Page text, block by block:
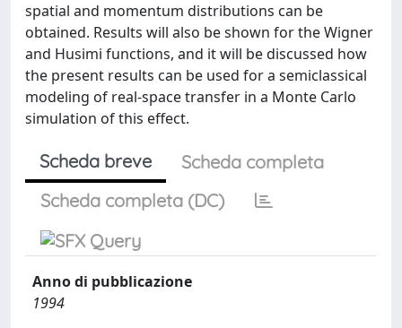
spatial and momentum distributions can be
obtained. Results will also be shown for the Wigner
and Husimi functions, and it will be discussed how
the present results can be used for a semiclassical
modeling of real-space transfer in a Monte Carlo
simulation of this effect.
Scheda breve
Scheda completa
Scheda completa (DC)
Anno di pubblicazione
1994